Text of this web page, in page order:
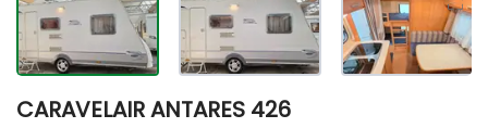
CARAVELAIR ANTARES 426